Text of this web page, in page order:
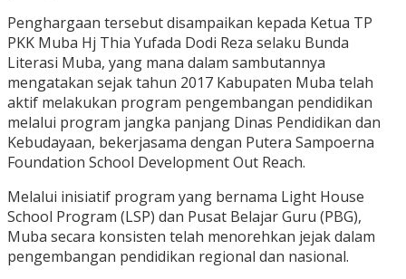
Penghargaan tersebut disampaikan kepada Ketua TP
PKK Muba Hj Thia Yufada Dodi Reza selaku Bunda
Literasi Muba, yang mana dalam sambutannya
mengatakan sejak tahun 2017 Kabupaten Muba telah
aktif melakukan program pengembangan pendidikan
melalui program jangka panjang Dinas Pendidikan dan
Kebudayaan, bekerjasama dengan Putera Sampoerna
Foundation School Development Out Reach.
Melalui inisiatif program yang bernama Light House
School Program (LSP) dan Pusat Belajar Guru (PBG),
Muba secara konsisten telah menorehkan jejak dalam
pengembangan pendidikan regional dan nasional.